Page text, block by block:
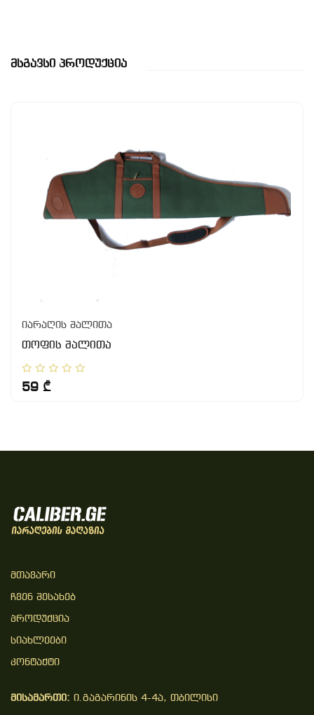
Მსგავსი Პროდუქცია
იარაღის შალითა
თოფის შალითა
59 ₾
Მთავარი
Ჩვენ Შესახებ
Პროდუქცია
Სიახლეები
Კონტაქტი
მისამართი: ი.გაგარინის 4-4ა, თბილისი